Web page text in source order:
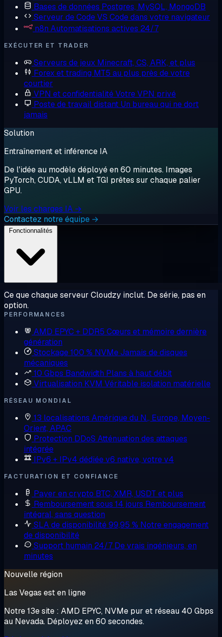
Bases de données Postgres, MySQL, MongoDB
Serveur de CodeVS Code dans votre navigateur
n8n Automatisations actives 24/7
EXÉCUTER ET TRADER
Serveurs de jeux Minecraft, CS, ARK, et plus
Forex et trading MT5 au plus près de votre
courtier
VPN et confidentialitéVotre VPN privé
Poste de travail distant Un bureau qui ne dort
jamais
Solution
Entraînement et inférence IA
De l'idée au modèle déployé en 60 minutes. Images
PyTorch, CUDA, vLLM et TGI prêtes sur chaque palier
GPU.
Voir les charges IA →
Contactez notre équipe →
Ce que chaque serveur Cloudzy inclut. De série, pas en
option.
PERFORMANCES
AMD EPYC + DDR5 Cœurs et mémoire dernière
génération
Stockage 100 % NVMeJamais de disques
mécaniques
10 Gbps Bandwidth Plans à haut débit
Virtualisation KVM Véritable isolation matérielle
RÉSEAU MONDIAL
13 localisations Amérique du N., Europe, Moyen-
Orient, APAC
Protection DDoS Atténuation des attaques
intégrée
IPv6 + IPv4 dédiéev6 native, votre v4
FACTURATION ET CONFIANCE
Payer en crypto BTC, XMR, USDT et plus
Remboursement sous 14 jours Remboursement
intégral, sans question
SLA de disponibilité 99,95 % Notre engagement
de disponibilité
Support humain 24/7 De vrais ingénieurs, en
minutes
Nouvelle région
Las Vegas est en ligne
Notre 13e site : AMD EPYC, NVMe pur et réseau 40 Gbps
au Nevada. Déployez en 60 secondes.